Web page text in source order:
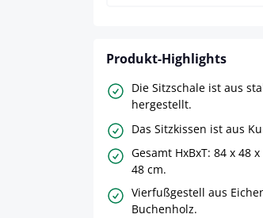
Produkt-Highlights
Die Sitzschale ist aus
hergestellt.
Das Sitzkissen ist aus
Gesamt HxBxT: 84 x 48
48 cm.
Vierfußgestell aus
Buchenholz.